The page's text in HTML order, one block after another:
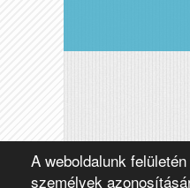
A weboldalunk
személyek
Copyright 2016